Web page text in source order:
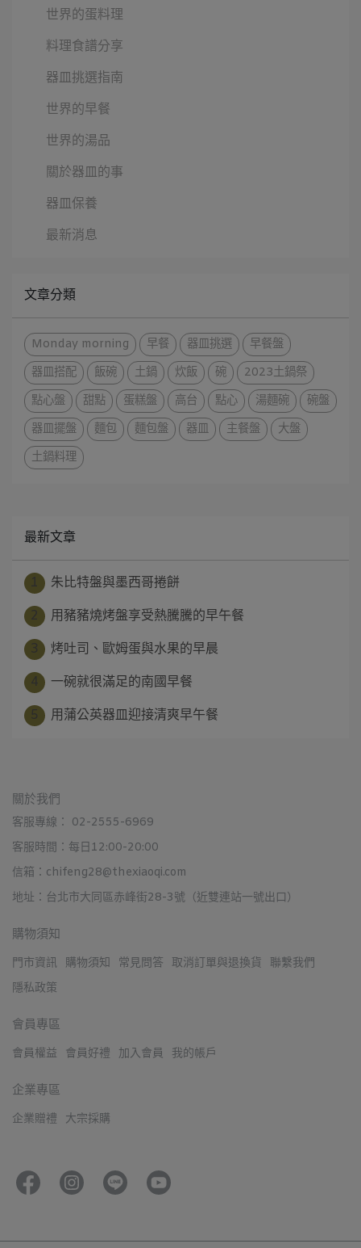
世界的蛋料理
料理食譜分享
器皿挑選指南
世界的早餐
世界的湯品
關於器皿的事
器皿保養
最新消息
文章分類
Monday morning 早餐 器皿挑選
早餐盤
器皿搭配
飯碗 土鍋 炊飯 碗
2023土鍋祭
點心盤
甜點 蛋糕盤 高台 點心 湯麵碗
碗盤
器皿擺盤
麵包 麵包盤 器皿 主餐盤
大盤
土鍋料理
最新文章
朱比特盤與墨西哥捲餅
用豬豬燒烤盤享受熱騰騰的早午餐
烤吐司、歐姆蛋與水果的早晨
一碗就很滿足的南國早餐
用蒲公英器皿迎接清爽早午餐
關於我們
客服專線： 02-2555-6969
客服時間：每日12:00-20:00
信箱：chifeng28@thexiaoqi.com
地址：台北市大同區赤峰街28-3號（近雙連站一號出口）
購物須知
門市資訊 購物須知 常見問答 取消訂單與退換貨
聯繫我們
隱私政策
會員專區
會員權益 會員好禮 加入會員 我的帳戶
企業專區
企業贈禮 大宗採購